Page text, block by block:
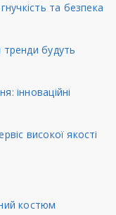
та безпека
тренди будуть
інноваційні
високої якості
костюм